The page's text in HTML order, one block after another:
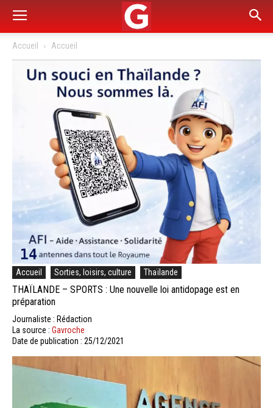
Accueil Accueil
Accueil Sorties, loisirs, culture Thaïlande
THAÏLANDE – SPORTS : Une nouvelle loi antidopage est en
préparation
Journaliste : Rédaction
La source : Gavroche
Date de publication : 25/12/2021